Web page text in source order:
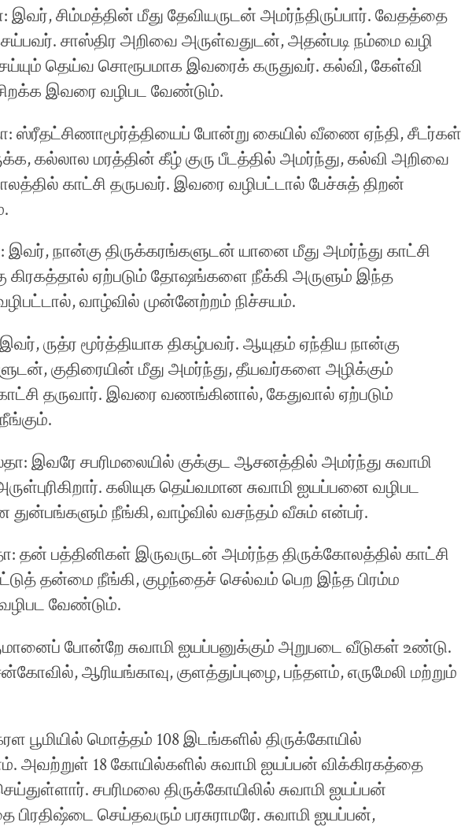
இவர், சிம்மத்தின் மீது தேவியருடன் அமர்ந்திருப்பார். வேதத்தை
சாஸ்திர அறிவை அருள்வதுடன், அதன்படி நம்மை வழி
தெய்வ சொரூபமாக இவரைக் கருதுவர். கல்வி, கேள்வி
இவரை வழிபட வேண்டும்.
ஸ்ரீதட்சிணாமூர்த்தியைப் போன்று கையில் வீணை ஏந்தி, சீடர்கள்
கல்லால மரத்தின் கீழ் குரு பீடத்தில் அமர்ந்து, கல்வி அறிவை
காட்சி தருபவர். இவரை வழிபட்டால் பேச்சுத் திறன்
இவர், நான்கு திருக்கரங்களுடன் யானை மீது அமர்ந்து காட்சி
கிரகத்தால் ஏற்படும் தோஷங்களை நீக்கி அருளும் இந்த
வாழ்வில் முன்னேற்றம் நிச்சயம்.
ருத்ர மூர்த்தியாக திகழ்பவர். ஆயுதம் ஏந்திய நான்கு
குதிரையின் மீது அமர்ந்து, தீயவர்களை அழிக்கும்
தருவார். இவரை வணங்கினால், கேதுவால் ஏற்படும்
இவரே சபரிமலையில் குக்குட ஆசனத்தில் அமர்ந்து சுவாமி
கலியுக தெய்வமான சுவாமி ஐயப்பனை வழிபட
துன்பங்களும் நீங்கி, வாழ்வில் வசந்தம் வீசும் என்பர்.
தன் பத்தினிகள் இருவருடன் அமர்ந்த திருக்கோலத்தில் காட்சி
தன்மை நீங்கி, குழந்தைச் செல்வம் பெற இந்த பிரம்ம
வேண்டும்.
போன்றே சுவாமி ஐயப்பனுக்கும் அறுபடை வீடுகள் உண்டு.
ஆரியங்காவு, குளத்துப்புழை, பந்தளம், எருமேலி மற்றும்
பூமியில் மொத்தம் 108 இடங்களில் திருக்கோயில்
அவற்றுள் 18 கோயில்களில் சுவாமி ஐயப்பன் விக்கிரகத்தை
சபரிமலை திருக்கோயிலில் சுவாமி ஐயப்பன்
பிரதிஷ்டை செய்தவரும் பரசுராமரே. சுவாமி ஐயப்பன்,